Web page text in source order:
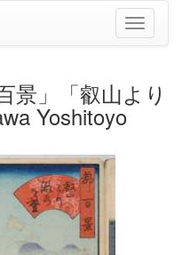
Toggle
景」「叡山より
Yoshitoyo